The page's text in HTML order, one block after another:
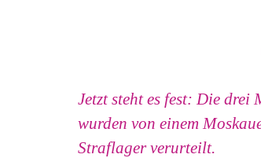
Jetzt steht es fest: Die
wurden von einem
Straflager verurteilt.